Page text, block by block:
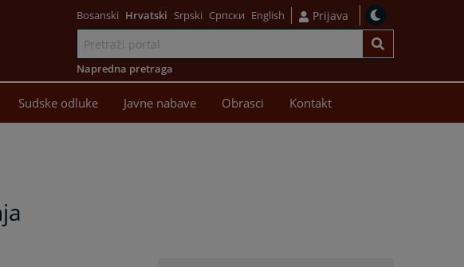
Bosanski Hrvatski Srpski Српски English Prijava
Napredna pretraga
Sudske odluke Javne nabave Obrasci Kontakt